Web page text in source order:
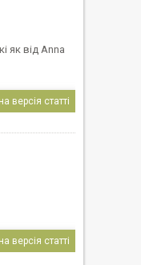
як від Anna
версія статті
версія статті